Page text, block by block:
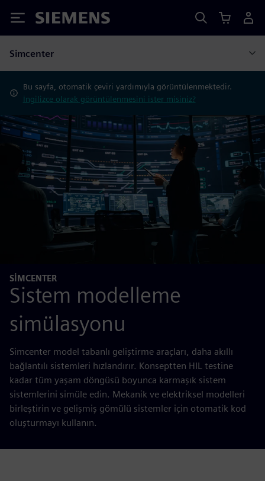
Siemens
Simcenter
Bu sayfa, otomatik çeviri yardımıyla görüntülenmektedir.
İngilizce olarak görüntülenmesini ister misiniz?
SIMCENTER
Sistem modelleme
simülasyonu
Simcenter model tabanlı geliştirme araçları, daha akıllı
bağlantılı sistemleri hızlandırır. Konseptten HIL testine
kadar tüm yaşam döngüsü boyunca karmaşık sistem
sistemlerini simüle edin. Mekanik ve elektriksel modelleri
birleştirin ve gelişmiş gömülü sistemler için otomatik kod
oluşturmayı kullanın.